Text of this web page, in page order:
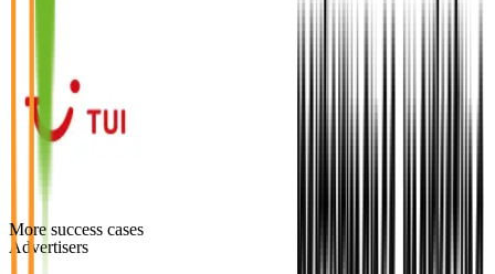
More success cases
Advertisers